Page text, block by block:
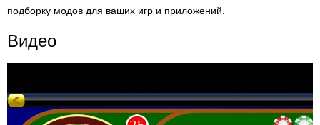
подборку модов для ваших игр и приложений.
Видео